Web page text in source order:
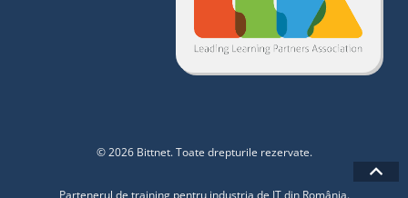
© 2026 Bittnet. Toate drepturile rezervate.